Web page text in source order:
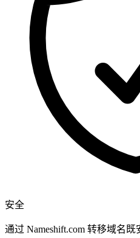
安全
通过 Nameshift.com 转移域名